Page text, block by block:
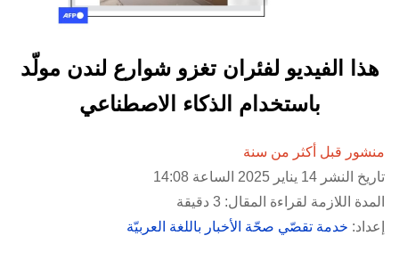
هذا الفيديو لفئران تغزو شوارع لندن مولّد
باستخدام الذكاء الاصطناعي
منشور قبل أكثر من سنة
تاريخ النشر 14 يناير 2025 الساعة 14:08
المدة اللازمة لقراءة المقال: 3 دقيقة
إعداد: خدمة تقصّي صحّة الأخبار باللغة العربيّة